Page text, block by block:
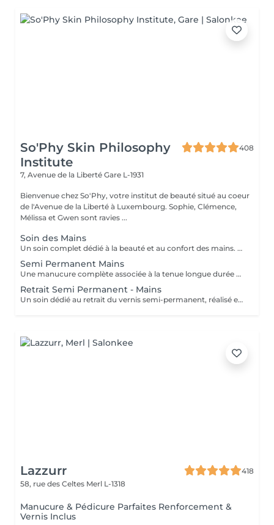
So'Phy Skin Philosophy
Institute
408
7, Avenue de la Liberté Gare L-1931
Bienvenue chez So'Phy, votre institut de beauté situé au coeur
de l'Avenue de la Liberté à Luxembourg. Sophie, Clémence,
Mélissa et Gwen sont ravies ...
Soin des Mains
Un soin complet dédié à la beauté et au confort des mains. Le soin débute par une exfoliation douce afin d'affiner le grain de peau et révéler son éclat naturel. Les mains sont ensuite enveloppées dans un masque hydratant et nourrissant pour une action en profondeur. Pendant ce temps, les ongles sont soigneusement travaillés afin de leur redonner une forme nette et harmonieuse. Le soin se termine par un massage relaxant des mains, procurant une sensation immédiate de confort et de détente. Les mains sont plus douces, la peau nourrie et les ongles parfaitement soignés. Le vernis classique n'est pas proposé à l'institut. Si vous le souhaitez, nous pouvons toutefois réaliser la pose avec votre propre vernis en sélectionnant l'option correspondante.
Semi Permanent Mains
Une manucure complète associée à la tenue longue durée du vernis semi-permanent. Le soin débute par une mise en beauté des ongles : limage, travail des cuticules et préparation de l'ongle naturel afin d'assurer un résultat net et durable. Le vernis semi-permanent est ensuite appliqué pour offrir une finition brillante, élégante et résistante dans le temps. Les ongles sont soignés, la tenue est optimale et le résultat reste impeccable pendant plusieurs semaines. Idéal pour allier esthétique, confort et praticité au quotidien.
Retrait Semi Permanent - Mains
Un soin dédié au retrait du vernis semi-permanent, réalisé en douceur afin de préserver la qualité de l'ongle naturel. Le retrait est suivi d'une mise en forme des ongles et d'un travail rapide des cuticules pour retrouver un résultat net et soigné. Une base protectrice est ensuite appliquée pour renforcer l'ongle, complétée par une huile nourrissante afin d'hydrater et sublimer les cuticules. Les ongles sont propres, soignés et protégés. Idéal pour faire une pause tout en prenant soin de ses ongles. Ce service est proposé uniquement pour le vernis semi-permanent réalisé à l'institut.
Lazzurr
418
58, rue des Celtes Merl L-1318
Manucure & Pédicure Parfaites Renforcement &
Vernis Inclus